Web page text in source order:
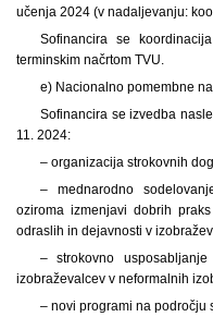
učenja 2024 (v nadaljevanju:
Sofinancira se
terminskim načrtom TVU.
e) Nacionalno pomembne
Sofinancira se izvedba
11. 2024:
– organizacija strokovnih
– mednarodno
oziroma izmenjavi dobrih
odraslih in dejavnosti v
– strokovno
izobraževalcev v neformalnih
– novi programi na področju